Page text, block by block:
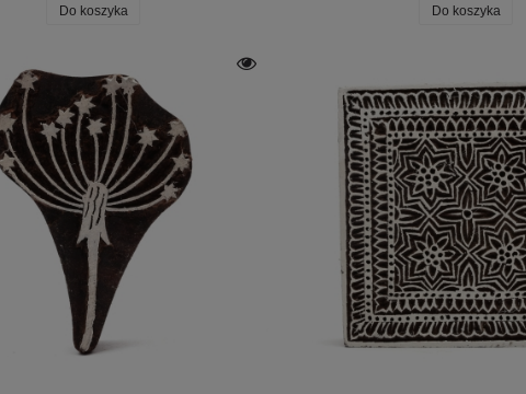
Do koszyka Do koszyka